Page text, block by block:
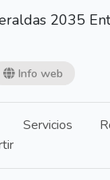
2035
Info web
Servicios